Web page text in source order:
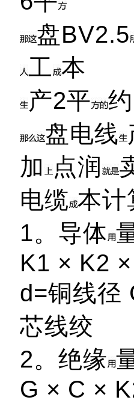
盘BV2.5
工 本
产2平
盘电线
加 点润
电缆 本计
1。导体
K1 × K2
d=铜线径
芯线绞
2。绝缘
G × C ×